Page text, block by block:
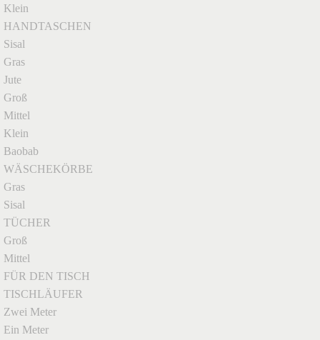
Klein
HANDTASCHEN
Sisal
Gras
Jute
Groß
Mittel
Klein
Baobab
WÄSCHEKÖRBE
Gras
Sisal
TÜCHER
Groß
Mittel
FÜR DEN TISCH
TISCHLÄUFER
Zwei Meter
Ein Meter